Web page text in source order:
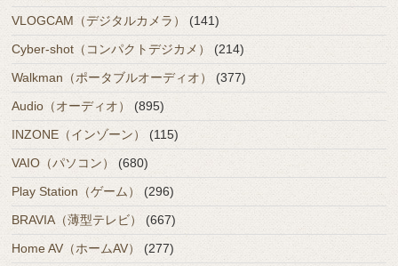
VLOGCAM（デジタルカメラ）
(141)
Cyber-shot（コンパクトデジカメ）
(214)
Walkman（ポータブルオーディオ）
(377)
Audio（オーディオ）
(895)
INZONE（インゾーン）
(115)
VAIO（パソコン）
(680)
Play Station（ゲーム） (296)
BRAVIA（薄型テレビ）
(667)
Home AV（ホームAV）
(277)